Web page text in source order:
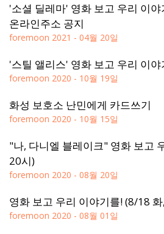
'소셜 딜레마' 영화 보고 우리 이
온라인주소 공지
foremoon 2021 - 04월 20일
'스틸 앨리스' 영화 보고 우리 이
foremoon 2020 - 10월 19일
화성 보호소 난민에게 카드쓰기
foremoon 2020 - 10월 15일
"나, 다니엘 블레이크" 영화 보고
20시)
foremoon 2020 - 08월 20일
영화 보고 우리 이야기를! (8/18
foremoon 2020 - 08월 01일